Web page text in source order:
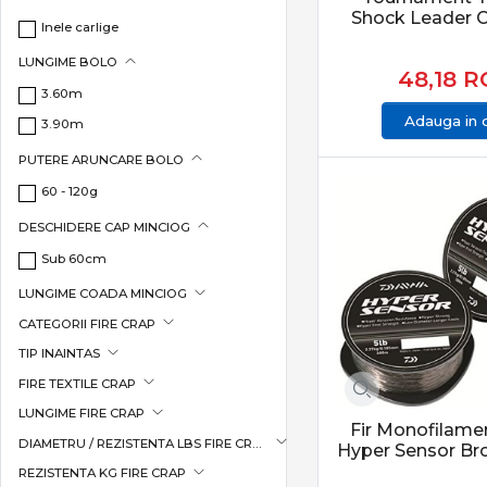
Carpon
DAM
Decoy
Delkim
Delphin
Deáky Fishing Tackle
Dinsmores
EnergoTeam
Extra Carp
Feeder Concept
Inele carlige
LUNGIME BOLO
3.60m
3.90m
PUTERE ARUNCARE BOLO
60 - 120g
DESCHIDERE CAP MINCIOG
Sub 60cm
LUNGIME COADA MINCIOG
CATEGORII FIRE CRAP
TIP INAINTAS
FIRE TEXTILE CRAP
LUNGIME FIRE CRAP
REZISTENTA KG FIRE CRAP
schimbări
Pescuit
În pescuitul
manipularea
eliberarea
Categoria Crap
Categoria Crap în
Categoria Crap
Produsele sunt
crap.
CONCLUZIE
Pescuitul la crap
Shock Leader
48,18
Adauga in
Fir
Hyper Sensor